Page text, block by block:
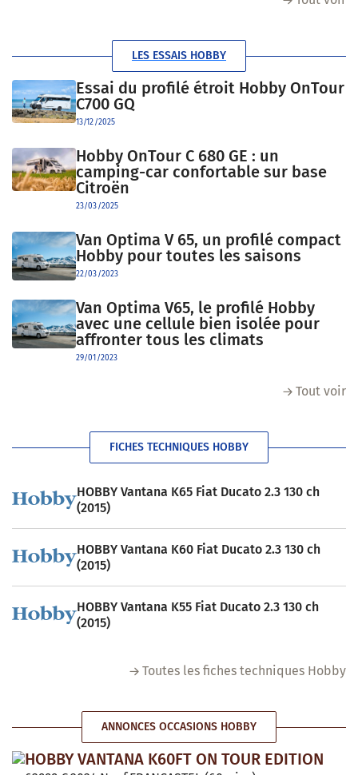
LES ESSAIS HOBBY
Essai du profilé étroit Hobby OnTour
C700 GQ
13/12/2025
Hobby OnTour C 680 GE : un
camping-car confortable sur base
Citroën
23/03/2025
Van Optima V 65, un profilé compact
Hobby pour toutes les saisons
22/03/2023
Van Optima V65, le profilé Hobby
avec une cellule bien isolée pour
affronter tous les climats
29/01/2023
Tout voir
FICHES TECHNIQUES HOBBY
HOBBY Vantana K65 Fiat Ducato 2.3 130 ch
(2015)
HOBBY Vantana K60 Fiat Ducato 2.3 130 ch
(2015)
HOBBY Vantana K55 Fiat Ducato 2.3 130 ch
(2015)
Toutes les fiches techniques Hobby
ANNONCES OCCASIONS HOBBY
HOBBY VANTANA K60FT ON TOUR EDITION